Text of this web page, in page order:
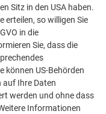
Entdecken Sie
den langlebigen
Solar und
Sitz in den USA haben.
erteilen, so willigen Sie
in die
Sie, dass die
können US-Behörden
Ihre Daten
werden und ohne dass
Informationen